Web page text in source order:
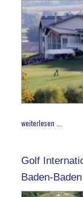
weiterlesen ...
Golf
Baden-Baden